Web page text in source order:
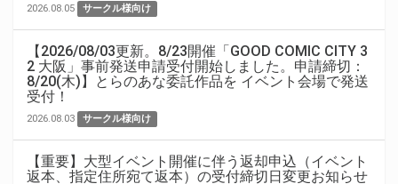
2026.08.05 サークル様向け
【2026/08/03更新。8/23開催「GOOD COMIC CITY 3
2 大阪」事前発送申請受付開始しました。申請締切：
8/20(木)】とらのあな委託作品を イベント会場で発送
受付！
2026.08.03 サークル様向け
【重要】大型イベント開催に伴う返却申込（イベント
返本、指定住所宛て返本）の受付締切日変更お知らせ